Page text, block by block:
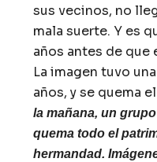
sus vecinos, no
mala suerte. Y es
años antes de que
La imagen tuvo
años, y se quema
la mañana, un
quema todo el
hermandad.